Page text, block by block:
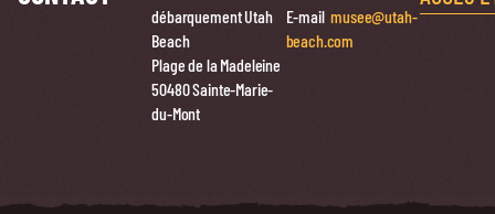
débarquement Utah
Beach
Plage de la Madeleine
50480 Sainte-Marie-
du-Mont
E-mailmusee@utah-
beach.com